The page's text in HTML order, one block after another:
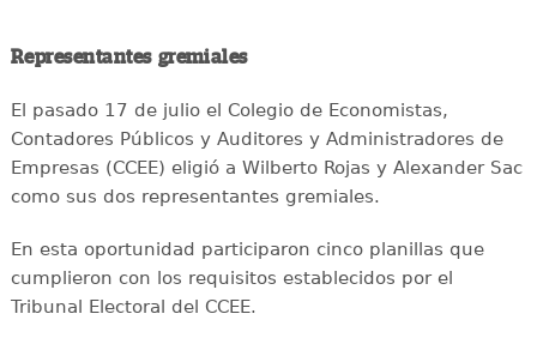
Representantes gremiales
El pasado 17 de julio el Colegio de Economistas,
Contadores Públicos y Auditores y Administradores de
Empresas (CCEE) eligió a Wilberto Rojas y Alexander Sac
como sus dos representantes gremiales.
En esta oportunidad participaron cinco planillas que
cumplieron con los requisitos establecidos por el
Tribunal Electoral del CCEE.